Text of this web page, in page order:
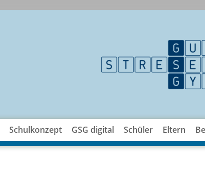
Schulkonzept GSG digital Schüler Eltern